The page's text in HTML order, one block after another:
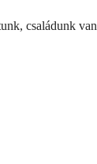
családunk